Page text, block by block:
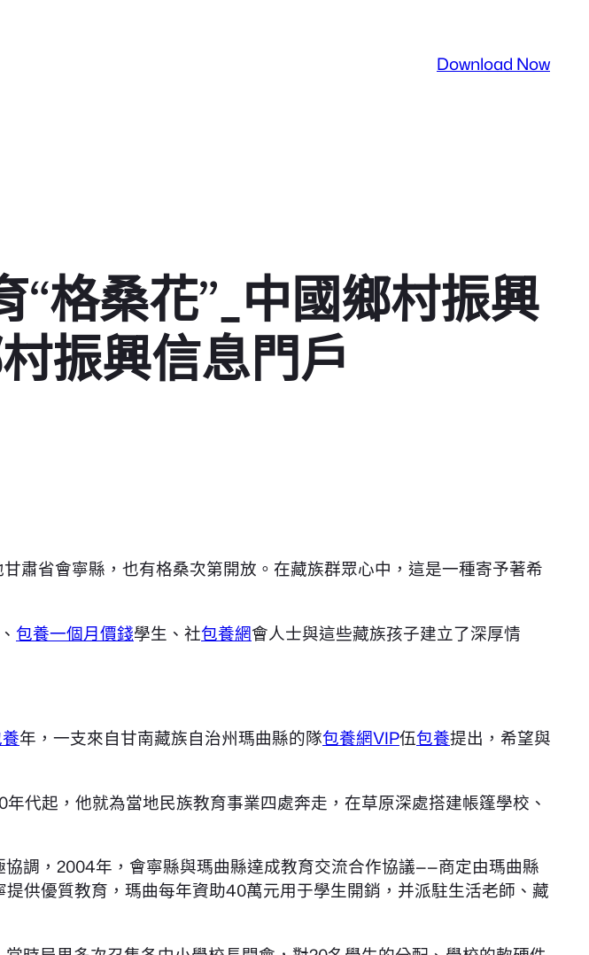
Download Now
格桑花”_中國鄉村振興
振興信息門戶
肅省會寧縣，也有格桑次第開放。在藏族群眾心中，這是一種寄予著希
包養一個月價錢學生、社包養網會人士與這些藏族孩子建立了深厚情
年，一支來自甘南藏族自治州瑪曲縣的隊包養網VIP伍包養提出，希望與
代起，他就為當地民族教育事業四處奔走，在草原深處搭建帳篷學校、
調，2004年，會寧縣與瑪曲縣達成教育交流合作協議——商定由瑪曲縣
供優質教育，瑪曲每年資助40萬元用于學生開銷，并派駐生活老師、藏